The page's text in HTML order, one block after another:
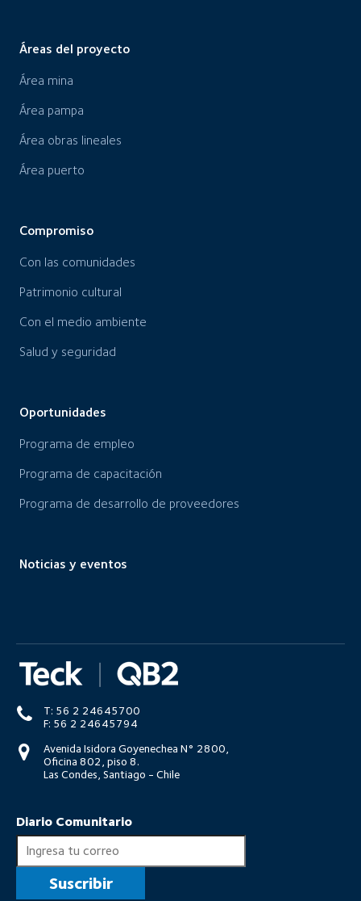
Áreas del proyecto
Área mina
Área pampa
Área obras lineales
Área puerto
Compromiso
Con las comunidades
Patrimonio cultural
Con el medio ambiente
Salud y seguridad
Oportunidades
Programa de empleo
Programa de capacitación
Programa de desarrollo de proveedores
Noticias y eventos
T: 56 2 24645700
F: 56 2 24645794
Avenida Isidora Goyenechea N° 2800,
Oficina 802, piso 8.
Las Condes, Santiago - Chile
Diario Comunitario